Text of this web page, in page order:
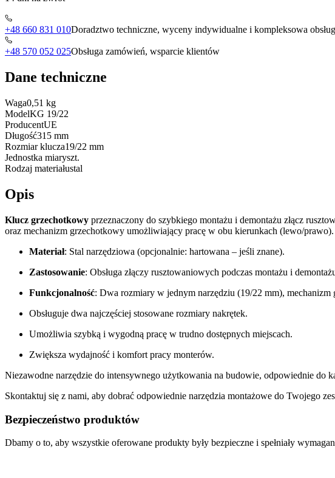
+48 660 831 010Doradztwo techniczne, wyceny indywidualne i kompleksowa
+48 570 052 025Obsługa zamówień, wsparcie klientów
Dane techniczne
Waga0,51 kg
ModelKG 19/22
ProducentUE
Długość315 mm
Rozmiar klucza19/22 mm
Jednostka miaryszt.
Rodzaj materiałustal
Opis
Klucz grzechotkowy przeznaczony do szybkiego montażu i demontażu złącz
oraz mechanizm grzechotkowy umożliwiający pracę w obu kierunkach (lewo/prawo).
Materiał: Stal narzędziowa (opcjonalnie: hartowana – jeśli znane).
Zastosowanie: Obsługa złączy rusztowaniowych podczas montażu i
Funkcjonalność: Dwa rozmiary w jednym narzędziu (19/22 mm),
Obsługuje dwa najczęściej stosowane rozmiary nakrętek.
Umożliwia szybką i wygodną pracę w trudno dostępnych miejscach.
Zwiększa wydajność i komfort pracy monterów.
Niezawodne narzędzie do intensywnego użytkowania na budowie, odpowiednie do
Skontaktuj się z nami, aby dobrać odpowiednie narzędzia montażowe do Twojego
Bezpieczeństwo produktów
Dbamy o to, aby wszystkie oferowane produkty były bezpieczne i spełniały